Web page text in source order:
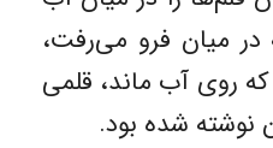
در میان فرو می‌رفت،
که روی آب ماند، قلمی
نوشته شده بود.